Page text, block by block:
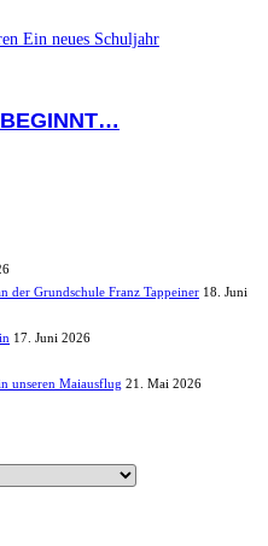
der Grundschule Franz Tappeiner 18. Juni
17. Juni 2026
unseren Maiausflug 21. Mai 2026